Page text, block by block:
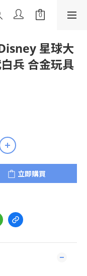
星球大
兵 合金玩具
立即購買